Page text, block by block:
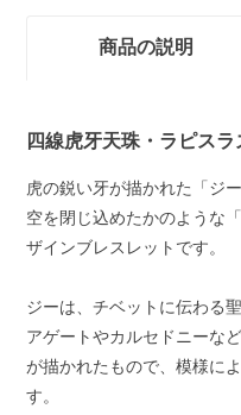
商品の説明
四線虎牙天珠・ラピスラ
虎の鋭い牙が描かれた「ジ
空を閉じ込めたかのような
ザインブレスレットです。
ジーは、チベットに伝わる
アゲートやカルセドニーな
が描かれたもので、模様に
す。